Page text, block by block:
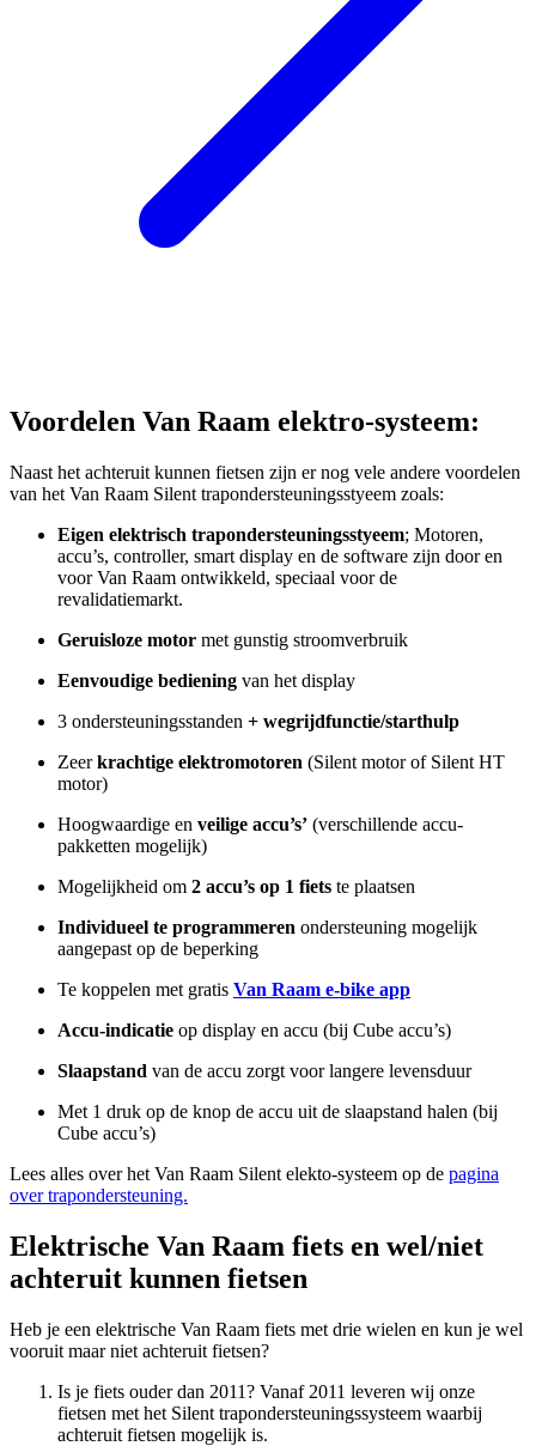
Voordelen Van Raam elektro-systeem:
Naast het achteruit kunnen fietsen zijn er nog vele andere voordelen
van het Van Raam Silent trapondersteuningsstyeem zoals:
Eigen elektrisch trapondersteuningsstyeem; Motoren,
accu’s, controller, smart display en de software zijn door en
voor Van Raam ontwikkeld, speciaal voor de
revalidatiemarkt.
Geruisloze motor met gunstig stroomverbruik
Eenvoudige bediening van het display
3 ondersteuningsstanden + wegrijdfunctie/starthulp
Zeerkrachtige elektromotoren (Silent motor of Silent HT
motor)
Hoogwaardige en veilige accu’s’ (verschillende accu-
pakketten mogelijk)
Mogelijkheid om 2 accu’s op 1 fiets te plaatsen
Individueel te programmeren ondersteuning mogelijk
aangepast op de beperking
Te koppelen met gratis Van Raam e-bike app
Accu-indicatie op display en accu (bij Cube accu’s)
Slaapstand van de accu zorgt voor langere levensduur
Met 1 druk op de knop de accu uit de slaapstand halen (bij
Cube accu’s)
Lees alles over het Van Raam Silent elekto-systeem op de pagina
over trapondersteuning.
Elektrische Van Raam fiets en wel/niet
achteruit kunnen fietsen
Heb je een elektrische Van Raam fiets met drie wielen en kun je wel
vooruit maar niet achteruit fietsen?
Is je fiets ouder dan 2011? Vanaf 2011 leveren wij onze
fietsen met het Silent trapondersteuningssysteem waarbij
achteruit fietsen mogelijk is.